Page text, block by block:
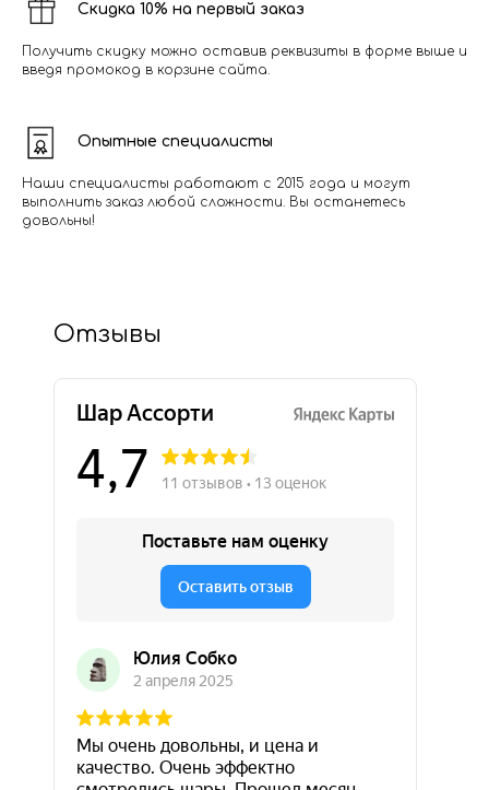
Скидка 10% на первый заказ
Получить скидку можно оставив реквизиты в форме выше и
введя промокод в корзине сайта.
Опытные специалисты
Наши специалисты работают с 2015 года и могут
выполнить заказ любой сложности. Вы останетесь
довольны!
Отзывы